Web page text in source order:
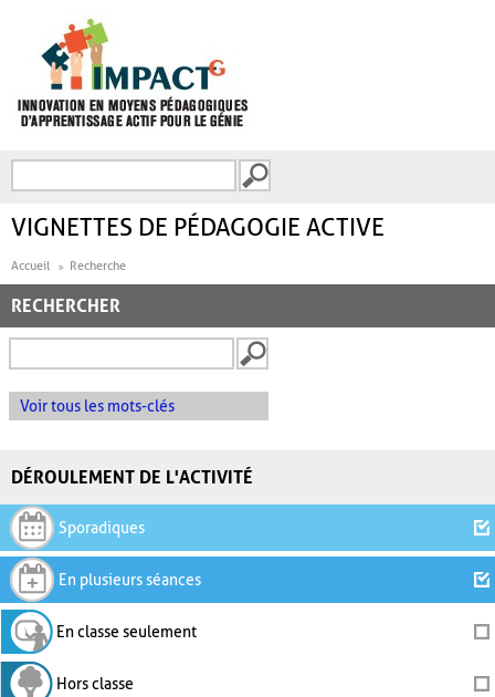
FORMULAIRE DE
VIGNETTES DE PÉDAGOGIE ACTIVE
Accueil Recherche
RECHERCHER
Voir tous les mots-clés
DÉROULEMENT DE L'ACTIVITÉ
Sporadiques
En plusieurs séances
En classe seulement
Hors classe